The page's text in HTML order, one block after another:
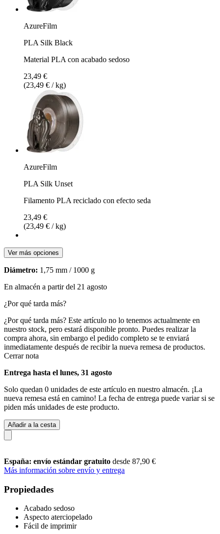
AzureFilm
PLA Silk Black
Material PLA con acabado sedoso
23,49 €
(23,49 € / kg)
AzureFilm
PLA Silk Unset
Filamento PLA reciclado con efecto seda
23,49 €
(23,49 € / kg)
Ver más opciones
Diámetro: 1,75 mm / 1000 g
En almacén a partir del 21 agosto
¿Por qué tarda más?
¿Por qué tarda más? Este artículo no lo tenemos actualmente en
nuestro stock, pero estará disponible pronto. Puedes realizar la
compra ahora, sin embargo el pedido completo se te enviará
inmediatamente después de recibir la nueva remesa de productos.
Cerrar nota
Entrega hasta el lunes, 31 agosto
Solo quedan 0 unidades de este artículo en nuestro almacén. ¡La
nueva remesa está en camino! La fecha de entrega puede variar si se
piden más unidades de este producto.
Añadir a la cesta
España: envío estándar gratuito desde 87,90 €
Más información sobre envío y entrega
Propiedades
Acabado sedoso
Aspecto aterciopelado
Fácil de imprimir